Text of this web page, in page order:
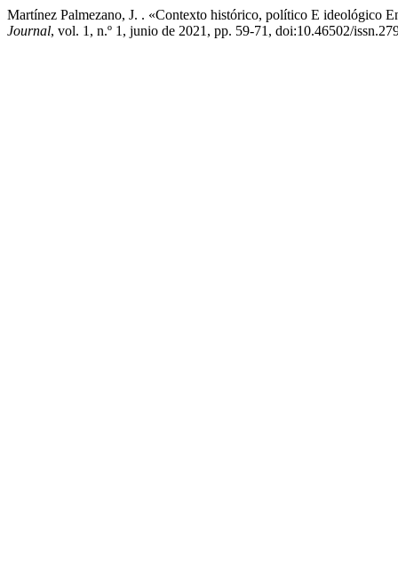
Martínez Palmezano, J. . «Contexto histórico, político E ideológico
Journal, vol. 1, n.º 1, junio de 2021, pp. 59-71, doi:10.46502/